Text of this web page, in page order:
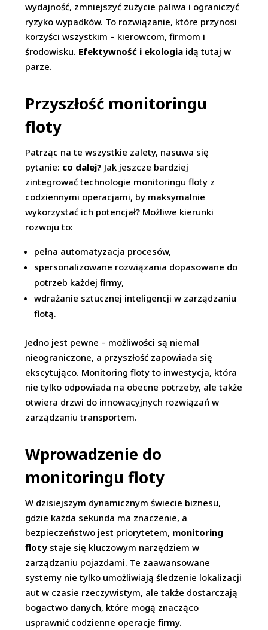
wydajność, zmniejszyć zużycie paliwa i ograniczyć
ryzyko wypadków. To rozwiązanie, które przynosi
korzyści wszystkim – kierowcom, firmom i
środowisku. Efektywność i ekologia idą tutaj w
parze.
Przyszłość monitoringu
floty
Patrząc na te wszystkie zalety, nasuwa się
pytanie: co dalej? Jak jeszcze bardziej
zintegrować technologie monitoringu floty z
codziennymi operacjami, by maksymalnie
wykorzystać ich potencjał? Możliwe kierunki
rozwoju to:
pełna automatyzacja procesów,
spersonalizowane rozwiązania dopasowane do
potrzeb każdej firmy,
wdrażanie sztucznej inteligencji w zarządzaniu
flotą.
Jedno jest pewne – możliwości są niemal
nieograniczone, a przyszłość zapowiada się
ekscytująco. Monitoring floty to inwestycja, która
nie tylko odpowiada na obecne potrzeby, ale także
otwiera drzwi do innowacyjnych rozwiązań w
zarządzaniu transportem.
Wprowadzenie do
monitoringu floty
W dzisiejszym dynamicznym świecie biznesu,
gdzie każda sekunda ma znaczenie, a
bezpieczeństwo jest priorytetem, monitoring
floty staje się kluczowym narzędziem w
zarządzaniu pojazdami. Te zaawansowane
systemy nie tylko umożliwiają śledzenie lokalizacji
aut w czasie rzeczywistym, ale także dostarczają
bogactwo danych, które mogą znacząco
usprawnić codzienne operacje firmy.